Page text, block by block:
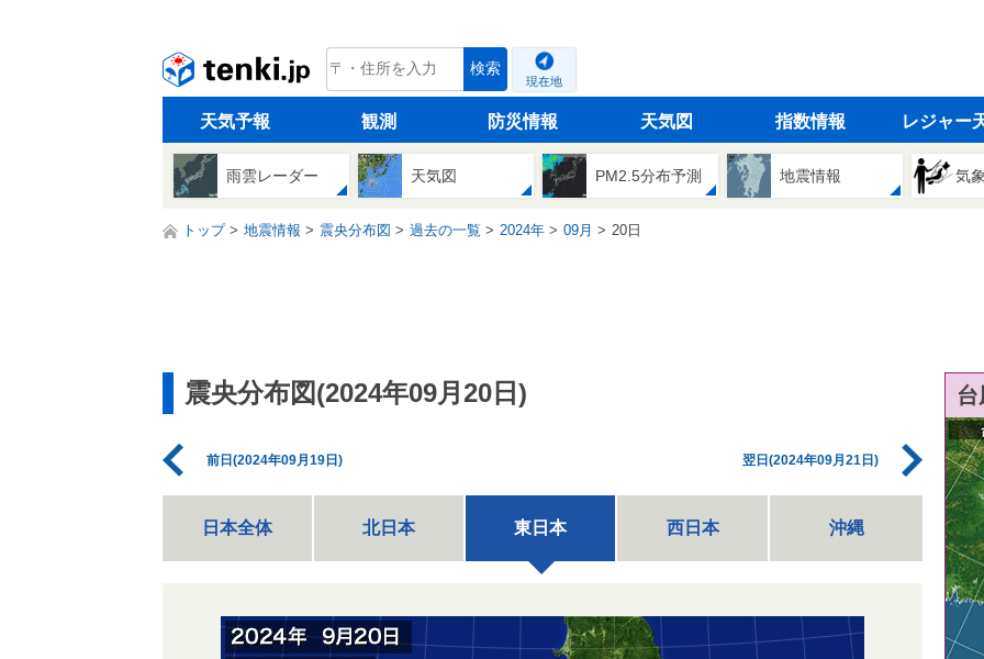
tenki.jp 検索
現在地
天気予報 観測 防災情報 天気図 指数情報 レジャー
雨雲レーダー 天気図 PM2.5分布予測 地震情報 気
トップ 地震情報 震央分布図 過去の一覧 2024年 09月 20日
震央分布図(2024年09月20日)
前日(2024年09月19日) 翌日(2024年09月21日)
日本全体 北日本 東日本 西日本 沖縄